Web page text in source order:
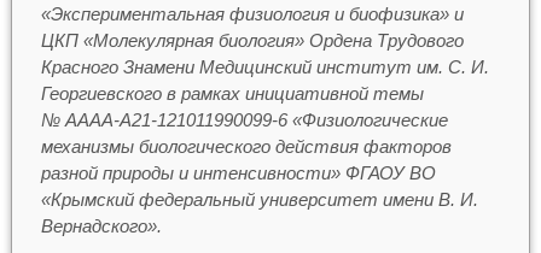
«Экспериментальная физиология и биофизика» и
ЦКП «Молекулярная биология» Ордена Трудового
Красного Знамени Медицинский институт им. С. И.
Георгиевского в рамках инициативной темы
№ АААА-А21-121011990099-6 «Физиологические
механизмы биологического действия факторов
разной природы и интенсивности» ФГАОУ ВО
«Крымский федеральный университет имени В. И.
Вернадского».